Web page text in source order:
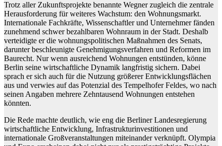
Trotz aller Zukunftsprojekte benannte Wegner zugleich die zentrale
Herausforderung für weiteres Wachstum: den Wohnungsmarkt.
Internationale Fachkräfte, Wissenschaftler und Unternehmer fänden
zunehmend schwer bezahlbaren Wohnraum in der Stadt. Deshalb
verteidigte er die wohnungspolitischen Maßnahmen des Senats,
darunter beschleunigte Genehmigungsverfahren und Reformen im
Baurecht. Nur wenn ausreichend Wohnungen entstünden, könne
Berlin seine wirtschaftliche Dynamik langfristig sichern. Dabei
sprach er sich auch für die Nutzung größerer Entwicklungsflächen
aus und verwies auf das Potenzial des Tempelhofer Feldes, wo nach
seinen Angaben mehrere Zehntausend Wohnungen entstehen
könnten.
Die Rede machte deutlich, wie eng die Berliner Landesregierung
wirtschaftliche Entwicklung, Infrastrukturinvestitionen und
internationale Großveranstaltungen miteinander verknüpft. Olympia